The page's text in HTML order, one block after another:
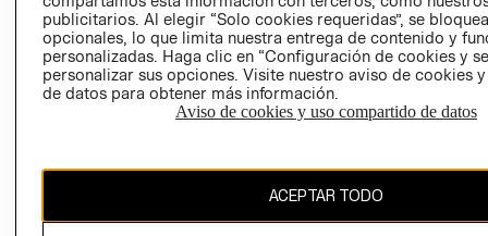
publicitarios. Al elegir “Solo cookies requeridas”, se
opcionales, lo que limita nuestra entrega de contenido y
personalizadas. Haga clic en “Configuración de cookies y
personalizar sus opciones. Visite nuestro aviso de cookies
de datos para obtener más información.
Aviso de cookies y uso compartido de datos
ACEPTAR TODO